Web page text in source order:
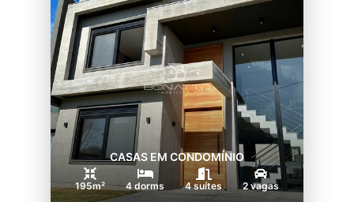
CASAS EM CONDOMÍNIO
195m² 4 dorms 4 suítes 2 vagas